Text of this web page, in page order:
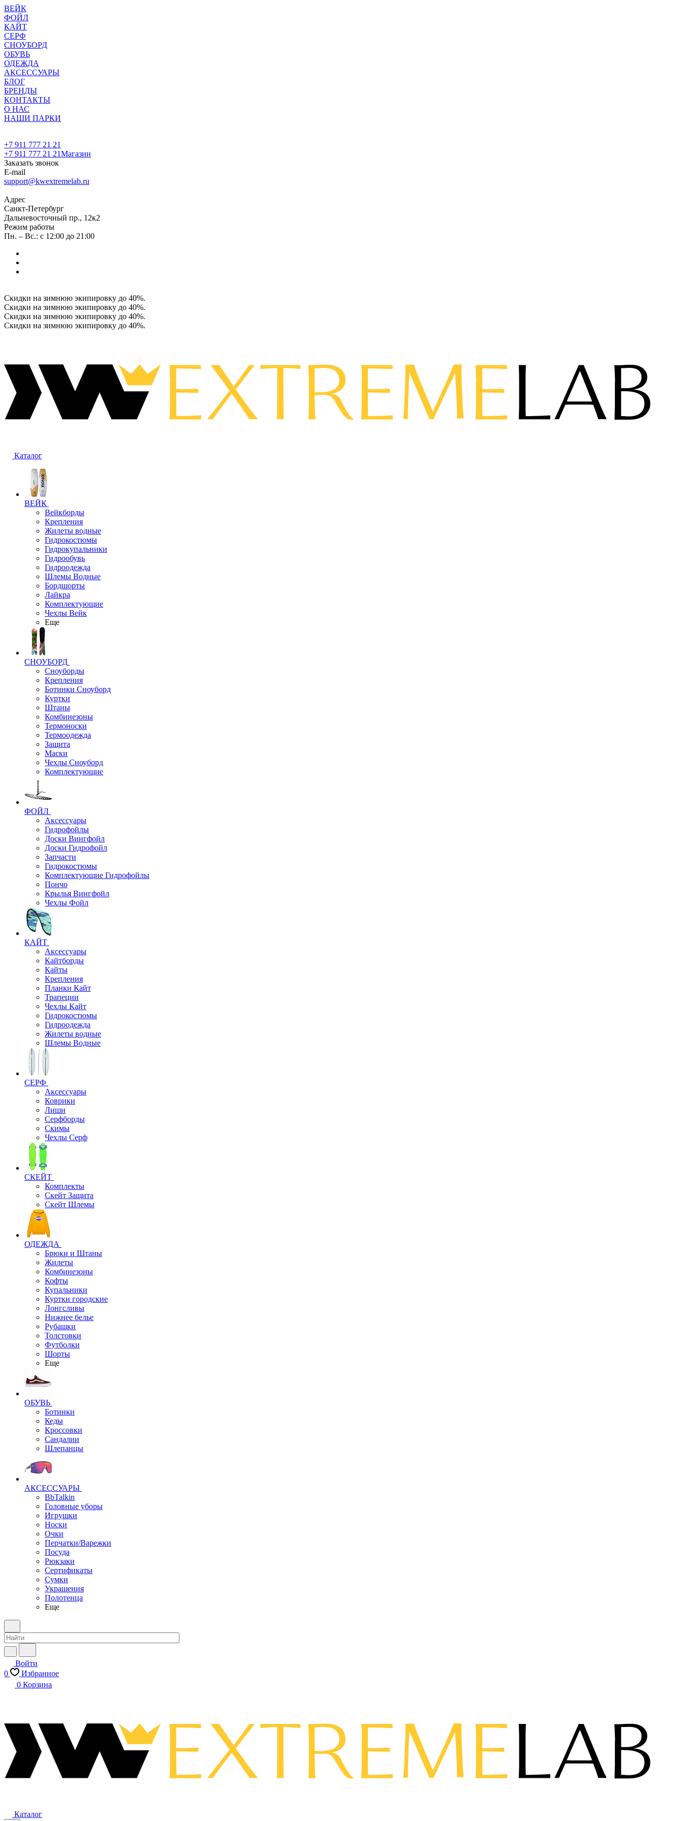
ВЕЙК
ФОЙЛ
КАЙТ
СЕРФ
СНОУБОРД
ОБУВЬ
ОДЕЖДА
АКСЕССУАРЫ
БЛОГ
БРЕНДЫ
КОНТАКТЫ
О НАС
НАШИ ПАРКИ
+7 911 777 21 21
+7 911 777 21 21Магазин
Заказать звонок
E-mail
support@kwextremelab.ru
Адрес
Санкт-Петербург
Дальневосточный пр., 12к2
Режим работы
Пн. – Вс.: с 12:00 до 21:00
Скидки на зимнюю экипировку до 40%.
Скидки на зимнюю экипировку до 40%.
Скидки на зимнюю экипировку до 40%.
Скидки на зимнюю экипировку до 40%.
Каталог
ВЕЙК
Вейкборды
Крепления
Жилеты водные
Гидрокостюмы
Гидрокупальники
Гидрообувь
Гидроодежда
Шлемы Водные
Бордшорты
Лайкра
Комплектующие
Чехлы Вейк
Еще
СНОУБОРД
Сноуборды
Крепления
Ботинки Сноуборд
Куртки
Штаны
Комбинезоны
Термоноски
Термоодежда
Защита
Маски
Чехлы Сноуборд
Комплектующие
ФОЙЛ
Аксессуары
Гидрофойлы
Доски Вингфойл
Доски Гидрофойл
Запчасти
Гидрокостюмы
Комплектующие Гидрофойлы
Пончо
Крылья Вингфойл
Чехлы Фойл
КАЙТ
Аксессуары
Кайтборды
Кайты
Крепления
Планки Кайт
Трапеции
Чехлы Кайт
Гидрокостюмы
Гидроодежда
Жилеты водные
Шлемы Водные
СЕРФ
Аксессуары
Коврики
Лиши
Серфборды
Скимы
Чехлы Cерф
СКЕЙТ
Комплекты
Скейт Защита
Скейт Шлемы
ОДЕЖДА
Брюки и Штаны
Жилеты
Комбинезоны
Кофты
Купальники
Куртки городские
Лонгсливы
Нижнее белье
Рубашки
Толстовки
Футболки
Шорты
Еще
ОБУВЬ
Ботинки
Кеды
Кроссовки
Сандалии
Шлепанцы
АКСЕССУАРЫ
BbTalkin
Головные уборы
Игрушки
Носки
Очки
Перчатки/Варежки
Посуда
Рюкзаки
Сертификаты
Сумки
Украшения
Полотенца
Еще
Войти
0
Избранное
0 Корзина
Каталог